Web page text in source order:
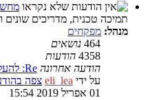
תמיכה טכנית, מדריכים שונים
מנהל: מפקחים
464 נושאים
4358 הודעות
הודעה אחרונה Re: להעלות תמונות
על ידי eli_lea צפה
01 אפריל 2019 15:54